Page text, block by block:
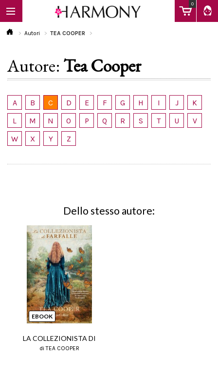
0
EBOOK
LIBRI
Calendario
Autori TEA COOPER
Autore: Tea Cooper
A B C D E F G H I J
K
L
M N O P Q R S T U
V
W
X Y Z
Dello stesso autore:
EBOOK
LA COLLEZIONISTA DI
di TEA COOPER